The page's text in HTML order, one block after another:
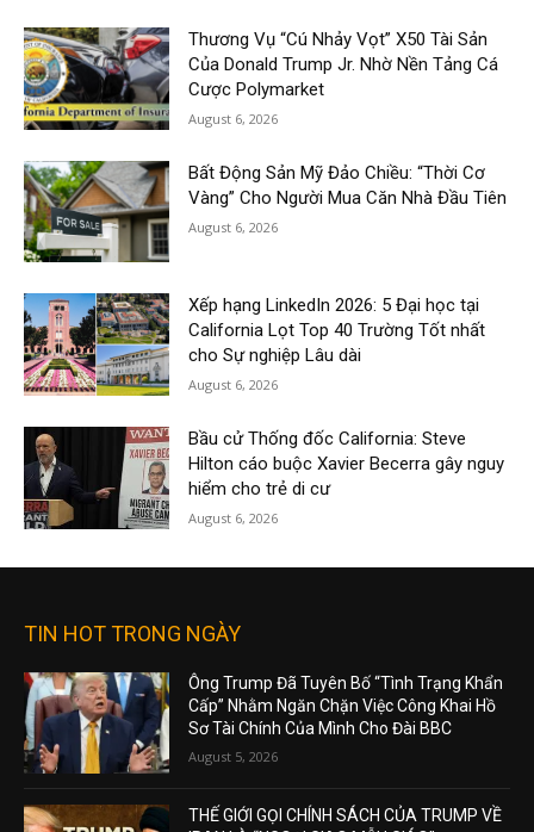
Thương Vụ “Cú Nhảy Vọt” X50 Tài Sản
Của Donald Trump Jr. Nhờ Nền Tảng Cá
Cược Polymarket
August 6, 2026
Bất Động Sản Mỹ Đảo Chiều: “Thời Cơ
Vàng” Cho Người Mua Căn Nhà Đầu Tiên
August 6, 2026
Xếp hạng LinkedIn 2026: 5 Đại học tại
California Lọt Top 40 Trường Tốt nhất
cho Sự nghiệp Lâu dài
August 6, 2026
Bầu cử Thống đốc California: Steve
Hilton cáo buộc Xavier Becerra gây nguy
hiểm cho trẻ di cư
August 6, 2026
TIN HOT TRONG NGÀY
Ông Trump Đã Tuyên Bố “Tình Trạng Khẩn
Cấp” Nhằm Ngăn Chặn Việc Công Khai Hồ
Sơ Tài Chính Của Mình Cho Đài BBC
August 5, 2026
THẾ GIỚI GỌI CHÍNH SÁCH CỦA TRUMP VỀ